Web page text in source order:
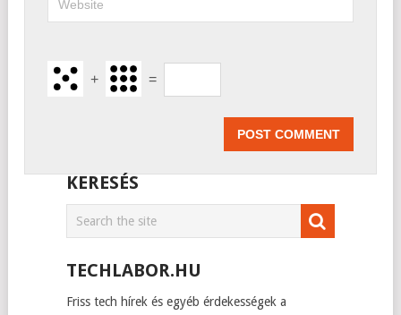
+ =
KERESÉS
TECHLABOR.HU
Friss tech hírek és egyéb érdekességek a